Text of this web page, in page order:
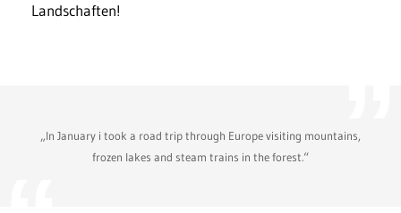
Landschaften!
„In January i took a road trip through Europe visiting mountains,
frozen lakes and steam trains in the forest.“